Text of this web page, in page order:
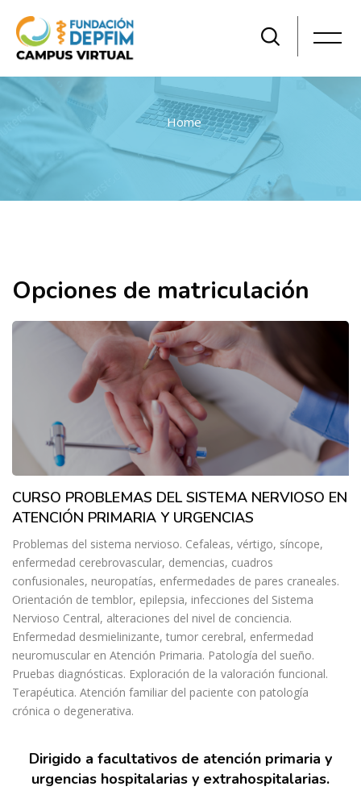
Home
Opciones de matriculación
CURSO PROBLEMAS DEL SISTEMA NERVIOSO EN
ATENCIÓN PRIMARIA Y URGENCIAS
Problemas del sistema nervioso. Cefaleas, vértigo, síncope,
enfermedad cerebrovascular, demencias, cuadros
confusionales, neuropatías, enfermedades de pares craneales.
Orientación de temblor, epilepsia, infecciones del Sistema
Nervioso Central, alteraciones del nivel de conciencia.
Enfermedad desmielinizante, tumor cerebral, enfermedad
neuromuscular en Atención Primaria. Patología del sueño.
Pruebas diagnósticas. Exploración de la valoración funcional.
Terapéutica. Atención familiar del paciente con patología
crónica o degenerativa.
Dirigido a facultativos de atención primaria y
urgencias hospitalarias y extrahospitalarias.